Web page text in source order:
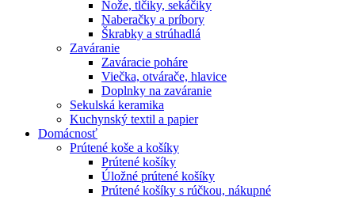
Nože, tĺčiky, sekáčiky
Naberačky a príbory
Škrabky a strúhadlá
Zaváranie
Zaváracie poháre
Viečka, otvárače, hlavice
Doplnky na zaváranie
Sekulská keramika
Kuchynský textil a papier
Domácnosť
Prútené koše a košíky
Prútené košíky
Úložné prútené košíky
Prútené košíky s rúčkou, nákupné